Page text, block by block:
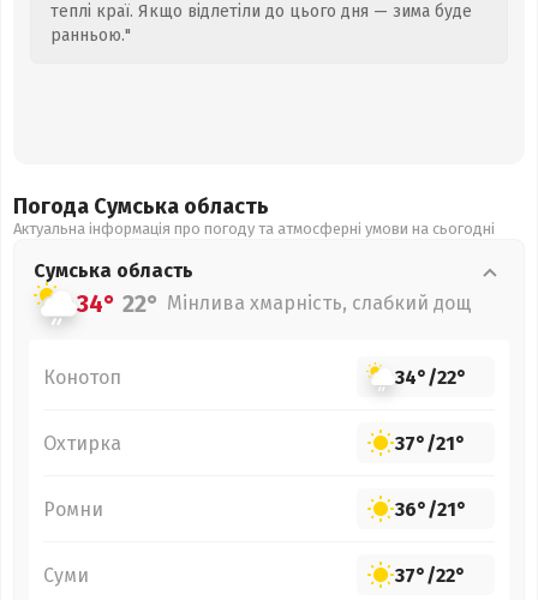
теплі краї. Якщо відлетіли до цього дня — зима буде
ранньою."
Погода Сумська область
Актуальна інформація про погоду та атмосферні умови на сьогодні
Сумська область
34° 22° Мінлива хмарність, слабкий дощ
Конотоп 34°/22°
Охтирка 37°/21°
Ромни 36°/21°
Суми 37°/22°